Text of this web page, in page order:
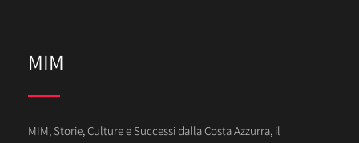
MIM
MIM, Storie, Culture e Successi dalla Costa Azzurra, il